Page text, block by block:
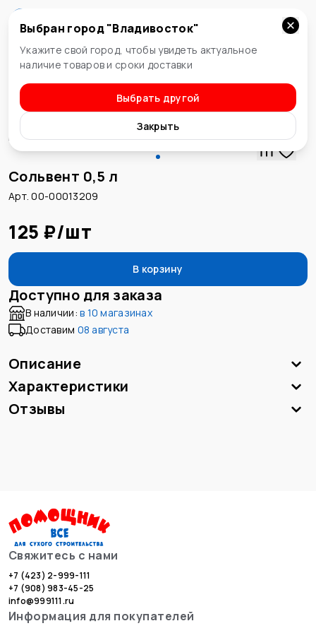
Владивосток
Выбран город "Владивосток"
Укажите свой город, чтобы увидеть актуальное
наличие товаров и сроки доставки
Выбрать другой
Закрыть
Растворители, разбавители, смывки
Сольвент 0,5 л
Арт. 00-00013209
125 ₽/шт
В корзину
Доступно для заказа
В наличии: в 10 магазинах
Доставим 08 августа
Описание
Характеристики
Отзывы
Свяжитесь с нами
+7 (423) 2-999-111
+7 (908) 983-45-25
info@999111.ru
Информация для покупателей